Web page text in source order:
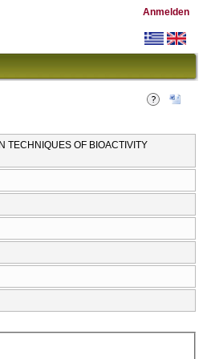
Anmelden
OF BIOACTIVITY